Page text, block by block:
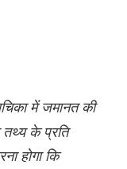
में जमानत की
तथ्य के प्रति
होगा कि